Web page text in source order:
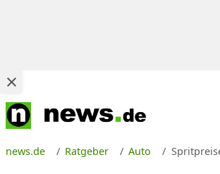
news.de Ratgeber Auto